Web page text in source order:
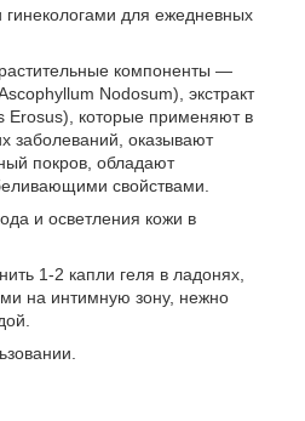
для ежедневных
компоненты ―
Nodosum), экстракт
Erosus), которые применяют в
заболеваний, оказывают
покров, обладают
свойствами.
и осветления кожи в
1-2 капли геля в ладонях,
на интимную зону, нежно